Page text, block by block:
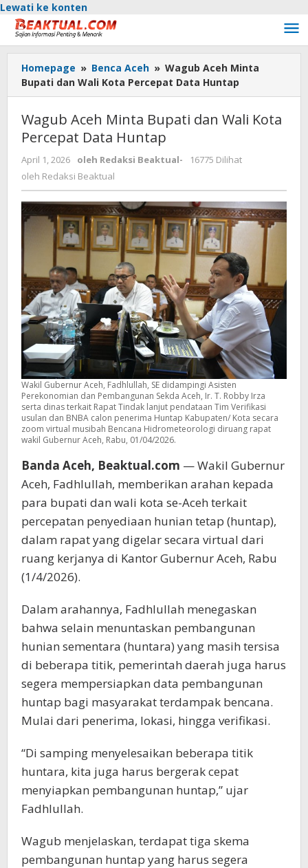
Lewati ke konten
Homepage » Benca Aceh » Wagub Aceh Minta
Bupati dan Wali Kota Percepat Data Huntap
Wagub Aceh Minta Bupati dan Wali Kota
Percepat Data Huntap
April 1, 2026 oleh Redaksi Beaktual-
16775 Dilihat
oleh Redaksi Beaktual
Wakil Gubernur Aceh, Fadhlullah, SE didampingi Asisten
Perekonomian dan Pembangunan Sekda Aceh, Ir. T. Robby Irza
serta dinas terkait Rapat Tindak lanjut pendataan Tim Verifikasi
usulan dan BNBA calon penerima Huntap Kabupaten/ Kota secara
zoom virtual musibah Bencana Hidrometeorologi diruang rapat
wakil Gubernur Aceh, Rabu, 01/04/2026.
Banda Aceh, Beaktual.com — Wakil Gubernur
Aceh, Fadhlullah, memberikan arahan kepada
para bupati dan wali kota se-Aceh terkait
percepatan penyediaan hunian tetap (huntap),
dalam rapat yang digelar secara virtual dari
ruang kerjanya di Kantor Gubernur Aceh, Rabu
(1/4/2026).
Dalam arahannya, Fadhlullah menegaskan
bahwa selain menuntaskan pembangunan
hunian sementara (huntara) yang masih tersisa
di beberapa titik, pemerintah daerah juga harus
segera mempersiapkan data pembangunan
huntap bagi masyarakat terdampak bencana.
Mulai dari penerima, lokasi, hingga verifikasi.
“Di samping menyelesaikan beberapa titik
huntara, kita juga harus bergerak cepat
menyiapkan pembangunan huntap,” ujar
Fadhlullah.
Wagub menjelaskan, terdapat tiga skema
pembangunan huntap yang harus segera